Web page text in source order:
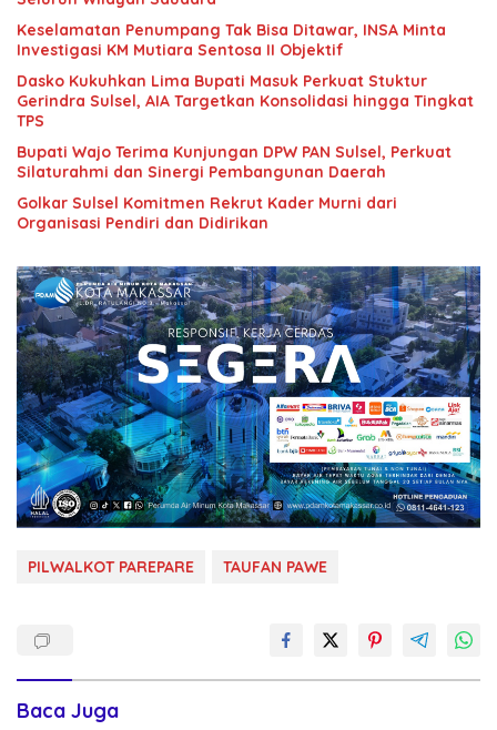
Keselamatan Penumpang Tak Bisa Ditawar, INSA Minta
Investigasi KM Mutiara Sentosa II Objektif
Dasko Kukuhkan Lima Bupati Masuk Perkuat Stuktur
Gerindra Sulsel, AIA Targetkan Konsolidasi hingga Tingkat
TPS
Bupati Wajo Terima Kunjungan DPW PAN Sulsel, Perkuat
Silaturahmi dan Sinergi Pembangunan Daerah
Golkar Sulsel Komitmen Rekrut Kader Murni dari
Organisasi Pendiri dan Didirikan
PILWALKOT PAREPARE TAUFAN PAWE
Baca Juga